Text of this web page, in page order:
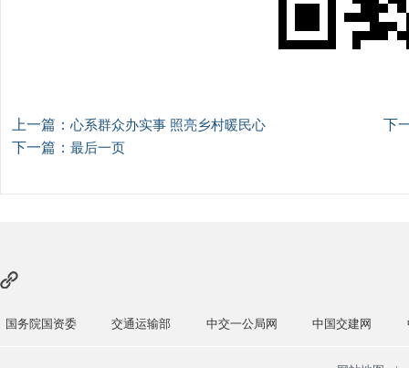
上一篇： 心系群众办实事 照亮乡村暖民心
下
下一篇： 最后一页
资委 交通运输部 中交一公局网 中国交建网 中国交